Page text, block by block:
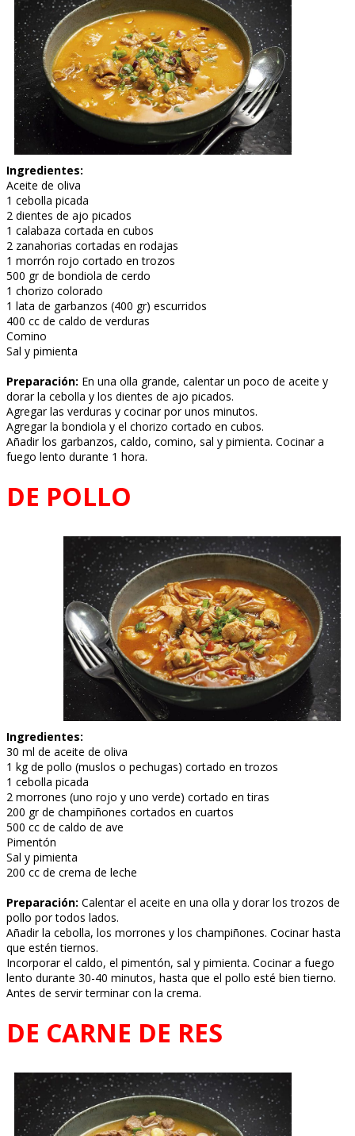
Ingredientes:
Aceite de oliva
1 cebolla picada
2 dientes de ajo picados
1 calabaza cortada en cubos
2 zanahorias cortadas en rodajas
1 morrón rojo cortado en trozos
500 gr de bondiola de cerdo
1 chorizo colorado
1 lata de garbanzos (400 gr) escurridos
400 cc de caldo de verduras
Comino
Sal y pimienta
Preparación: En una olla grande, calentar un poco de aceite y
dorar la cebolla y los dientes de ajo picados.
Agregar las verduras y cocinar por unos minutos.
Agregar la bondiola y el chorizo cortado en cubos.
Añadir los garbanzos, caldo, comino, sal y pimienta. Cocinar a
fuego lento durante 1 hora.
DE POLLO
Ingredientes:
30 ml de aceite de oliva
1 kg de pollo (muslos o pechugas) cortado en trozos
1 cebolla picada
2 morrones (uno rojo y uno verde) cortado en tiras
200 gr de champiñones cortados en cuartos
500 cc de caldo de ave
Pimentón
Sal y pimienta
200 cc de crema de leche
Preparación: Calentar el aceite en una olla y dorar los trozos de
pollo por todos lados.
Añadir la cebolla, los morrones y los champiñones. Cocinar hasta
que estén tiernos.
Incorporar el caldo, el pimentón, sal y pimienta. Cocinar a fuego
lento durante 30-40 minutos, hasta que el pollo esté bien tierno.
Antes de servir terminar con la crema.
DE CARNE DE RES